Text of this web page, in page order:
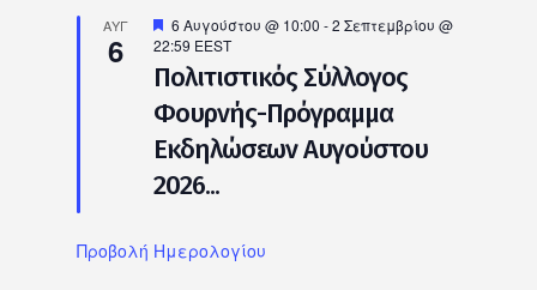
ΑΥΓ
6
Προτεινόμενο
6 Αυγούστου @ 10:00 -2 Σεπτεμβρίου @
22:59 EEST
Πολιτιστικός Σύλλογος
Φουρνής-Πρόγραμμα
Εκδηλώσεων Αυγούστου
2026...
Προβολή Ημερολογίου